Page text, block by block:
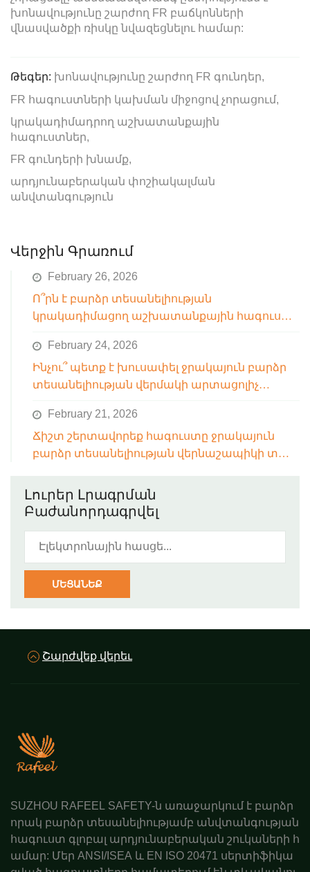
խոնավությունը շարժող FR բաճկոնների
վնասվածքի ռիսկը նվազեցնելու համար:
Թեգեր: խոնավությունը շարժող FR գունդեր,
FR հագուստների կախման միջոցով չորացում,
կրակադիմադրող աշխատանքային
հագուստներ,
FR գունդերի խնամք,
արդյունաբերական փոշիակալման
անվտանգություն
Վերջին Գրառում
February 26, 2026
Ո՞րն է բարձր տեսանելիության
կրակադիմացող աշխատանքային հագուստի
միջակայքը
February 24, 2026
Ինչու՞ պետք է խուսափել ջրակայուն բարձր
տեսանելիության վերմակի արտացոլիչ
February 21, 2026
Ճիշտ շերտավորեք հագուստը ջրակայուն
բարձր տեսանելիության վերնաշապիկի տակ՝
խուսափելու համար:
Լուրեր Լրագրման
Բաժանորդագրվել
ՄԵՑԱՆԵՔ
Շարժվեք վերեւ
SUZHOU RAFEEL SAFETY-ն առաջարկում է բարձր
որակ բարձր տեսանելիությամբ անվտանգության
հագուստ գլոբալ արդյունաբերական շուկաների հ
ամար: Մեր ANSI/ISEA և EN ISO 20471 սերտիֆիկա